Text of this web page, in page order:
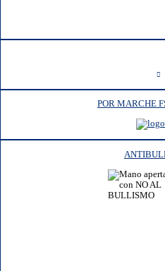
POR MARCHE